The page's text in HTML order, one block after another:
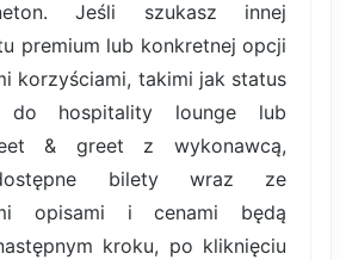
Jeśli szukasz innej
premium lub konkretnej opcji
korzyściami, takimi jak status
do hospitality lounge lub
& greet z wykonawcą,
bilety wraz ze
opisami i cenami będą
kroku, po kliknięciu